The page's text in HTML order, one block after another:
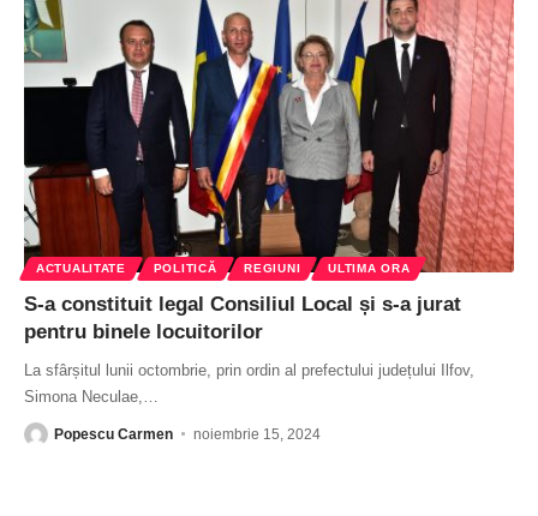
ACTUALITATE POLITICĂ REGIUNI ULTIMA ORA
S-a constituit legal Consiliul Local și s-a jurat
pentru binele locuitorilor
La sfârșitul lunii octombrie, prin ordin al prefectului județului Ilfov,
Simona Neculae,
Popescu Carmen noiembrie 15, 2024